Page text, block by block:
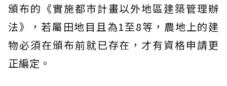
頒布的《實施都市計畫以外地區建築管理辦
法》，若屬田地目且為1至8等，農地上的建
物必須在頒布前就已存在，才有資格申請更
正編定。